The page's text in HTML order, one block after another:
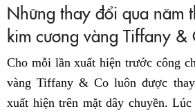
Những thay đổi qua năm
kim cương vàng Tiffany &
Cho mỗi lần xuất hiện trước công
vàng Tiffany & Co luôn được
xuất hiện trên mặt dây chuyền.